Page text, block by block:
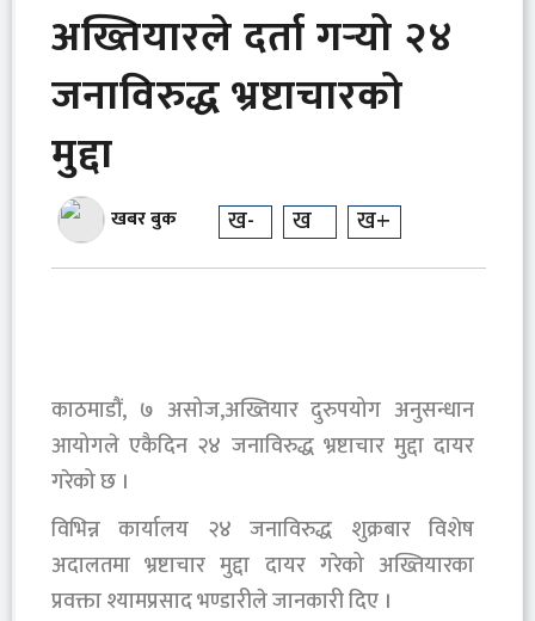
अख्तियारले दर्ता गर्‍यो २४
जनाविरुद्ध भ्रष्टाचारको
मुद्दा
खबर बुक ख- ख ख+
काठमाडौं, ७ असोज,अख्तियार दुरुपयोग अनुसन्धान
आयोगले एकैदिन २४ जनाविरुद्ध भ्रष्टाचार मुद्दा दायर
गरेको छ ।
विभिन्न कार्यालय २४ जनाविरुद्ध शुक्रबार विशेष
अदालतमा भ्रष्टाचार मुद्दा दायर गरेको अख्तियारका
प्रवक्ता श्यामप्रसाद भण्डारीले जानकारी दिए ।